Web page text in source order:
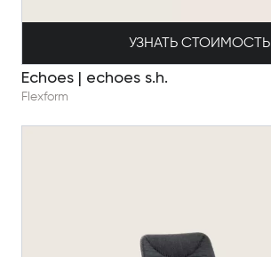
УЗНАТЬ СТОИМОСТЬ
Echoes | echoes s.h.
Flexform